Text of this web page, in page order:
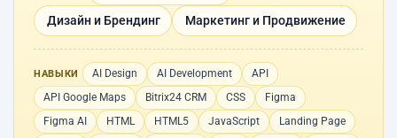
Дизайн и Брендинг Маркетинг и Продвижение
НАВЫКИ AI Design AI Development
API
API Google Maps
Bitrix24 CRM CSS
Figma
Figma AI
HTML HTML5 JavaScript
Landing Page